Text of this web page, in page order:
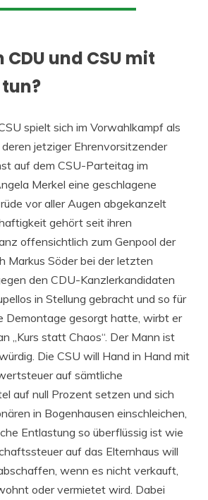
und CSU mit
spielt sich im Vorwahlkampf als
jetziger Ehrenvorsitzender
auf dem CSU-Parteitag im
Merkel eine geschlagene
vor aller Augen abgekanzelt
gehört seit ihren
offensichtlich zum Genpool der
Markus Söder bei der letzten
den CDU-Kanzlerkandidaten
in Stellung gebracht und so für
Demontage gesorgt hatte, wirbt er
„Kurs statt Chaos“. Der Mann ist
Die CSU will Hand in Hand mit
auf sämtliche
auf null Prozent setzen und sich
in Bogenhausen einschleichen,
Entlastung so überflüssig ist wie
auf das Elternhaus will
wenn es nicht verkauft,
oder vermietet wird. Dabei